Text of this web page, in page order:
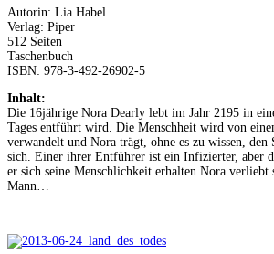
Autorin: Lia Habel
Verlag: Piper
512 Seiten
Taschenbuch
ISBN: 978-3-492-26902-5
Inhalt:
Die 16jährige Nora Dearly lebt im Jahr 2195 in
Tages entführt wird. Die Menschheit wird von
verwandelt und Nora trägt, ohne es zu wissen, den
sich. Einer ihrer Entführer ist ein Infizierter, aber
er sich seine Menschlichkeit erhalten.Nora verliebt
Mann…